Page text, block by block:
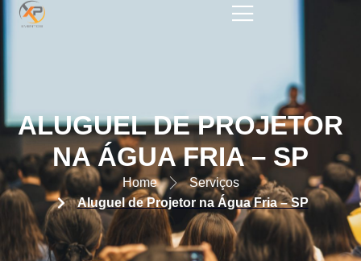
ALUGUEL DE PROJETOR
NA ÁGUA FRIA – SP
Home
Serviços
Aluguel de Projetor na Água Fria – SP